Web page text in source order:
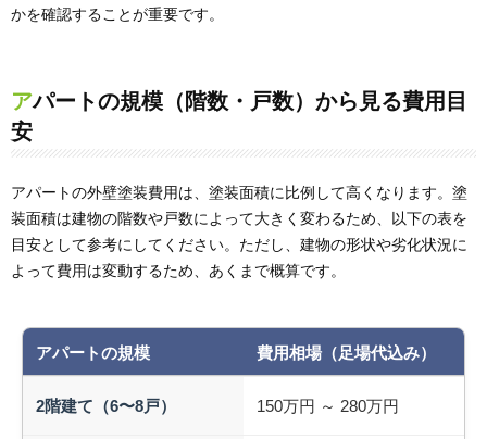
かを確認することが重要です。
アパートの規模（階数・戸数）から見る費用目
安
アパートの外壁塗装費用は、塗装面積に比例して高くなります。塗
装面積は建物の階数や戸数によって大きく変わるため、以下の表を
目安として参考にしてください。ただし、建物の形状や劣化状況に
よって費用は変動するため、あくまで概算です。
アパートの規模 費用相場（足場代込み）
2階建て（6〜8戸） 150万円 ～ 280万円